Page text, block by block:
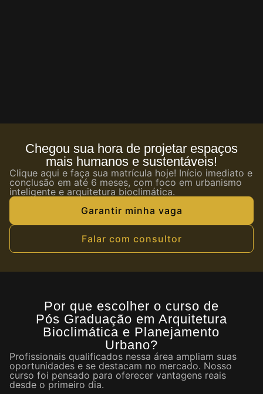
Chegou sua hora de projetar espaços
mais humanos e sustentáveis!
Clique aqui e faça sua matrícula hoje! Início imediato e
conclusão em até 6 meses, com foco em urbanismo
inteligente e arquitetura bioclimática.
Garantir minha vaga
Falar com consultor
Por que escolher o curso de
Pós Graduação em Arquitetura
Bioclimática e Planejamento
Urbano?
Profissionais qualificados nessa área ampliam suas
oportunidades e se destacam no mercado. Nosso
curso foi pensado para oferecer vantagens reais
desde o primeiro dia.